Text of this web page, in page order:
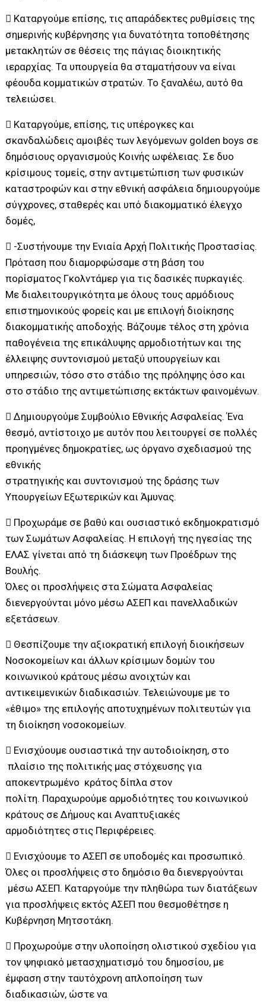
 Καταργούμε επίσης, τις απαράδεκτες ρυθμίσεις της
σημερινής κυβέρνησης για δυνατότητα τοποθέτησης
μετακλητών σε θέσεις της πάγιας διοικητικής
ιεραρχίας. Τα υπουργεία θα σταματήσουν να είναι
φέουδα κομματικών στρατών. Το ξαναλέω, αυτό θα
τελειώσει.
 Καταργούμε, επίσης, τις υπέρογκες και
σκανδαλώδεις αμοιβές των λεγόμενων golden boys σε
δημόσιους οργανισμούς Κοινής ωφέλειας. Σε δυο
κρίσιμους τομείς, στην αντιμετώπιση των φυσικών
καταστροφών και στην εθνική ασφάλεια δημιουργούμε
σύγχρονες, σταθερές και υπό διακομματικό έλεγχο
δομές,
 -Συστήνουμε την Ενιαία Αρχή Πολιτικής Προστασίας.
Πρόταση που διαμορφώσαμε στη βάση του
πορίσματος Γκολντάμερ για τις δασικές πυρκαγιές.
Με διαλειτουργικότητα με όλους τους αρμόδιους
επιστημονικούς φορείς και με επιλογή διοίκησης
διακομματικής αποδοχής. Βάζουμε τέλος στη χρόνια
παθογένεια της επικάλυψης αρμοδιοτήτων και της
έλλειψης συντονισμού μεταξύ υπουργείων και
υπηρεσιών, τόσο στο στάδιο της πρόληψης όσο και
στο στάδιο της αντιμετώπισης εκτάκτων φαινομένων.
 Δημιουργούμε Συμβούλιο Εθνικής Ασφαλείας. Ένα
θεσμό, αντίστοιχο με αυτόν που λειτουργεί σε πολλές
προηγμένες δημοκρατίες, ως όργανο σχεδιασμού της
εθνικής
στρατηγικής και συντονισμού της δράσης των
Υπουργείων Εξωτερικών και Άμυνας.
 Προχωράμε σε βαθύ και ουσιαστικό εκδημοκρατισμό
των Σωμάτων Ασφαλείας. Η επιλογή της ηγεσίας της
ΕΛΑΣ γίνεται από τη διάσκεψη των Προέδρων της
Βουλής.
Όλες οι προσλήψεις στα Σώματα Ασφαλείας
διενεργούνται μόνο μέσω ΑΣΕΠ και πανελλαδικών
εξετάσεων.
 Θεσπίζουμε την αξιοκρατική επιλογή διοικήσεων
Νοσοκομείων και άλλων κρίσιμων δομών του
κοινωνικού κράτους μέσω ανοιχτών και
αντικειμενικών διαδικασιών. Τελειώνουμε με το
«έθιμο» της επιλογής αποτυχημένων πολιτευτών για
τη διοίκηση νοσοκομείων.
 Ενισχύουμε ουσιαστικά την αυτοδιοίκηση, στο
πλαίσιο της πολιτικής μας στόχευσης για
αποκεντρωμένο κράτος δίπλα στον
πολίτη. Παραχωρούμε αρμοδιότητες του κοινωνικού
κράτους σε Δήμους και Αναπτυξιακές
αρμοδιότητες στις Περιφέρειες.
 Ενισχύουμε το ΑΣΕΠ σε υποδομές και προσωπικό.
Όλες οι προσλήψεις στο δημόσιο θα διενεργούνται
μέσω ΑΣΕΠ. Καταργούμε την πληθώρα των διατάξεων
για προσλήψεις εκτός ΑΣΕΠ που θεσμοθέτησε η
Κυβέρνηση Μητσοτάκη.
 Προχωρούμε στην υλοποίηση ολιστικού σχεδίου για
τον ψηφιακό μετασχηματισμό του δημοσίου, με
έμφαση στην ταυτόχρονη απλοποίηση των
διαδικασιών, ώστε να